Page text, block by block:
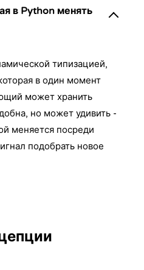
в Python менять
типизацией,
в один момент
может хранить
но может удивить -
меняется посреди
подобрать новое